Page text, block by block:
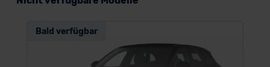
Bald verfügbar